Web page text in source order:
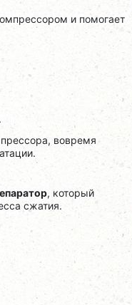
и помогает
вовремя
, который
сжатия.